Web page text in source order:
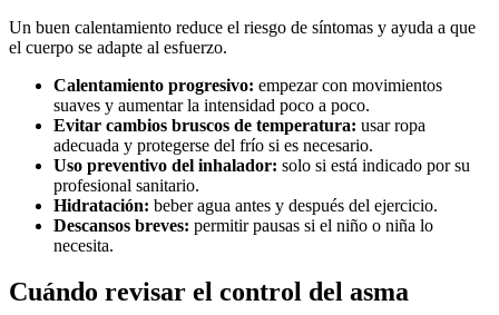
Un buen calentamiento reduce el riesgo de síntomas y ayuda a que
el cuerpo se adapte al esfuerzo.
Calentamiento progresivo: empezar con movimientos
suaves y aumentar la intensidad poco a poco.
Evitar cambios bruscos de temperatura: usar ropa
adecuada y protegerse del frío si es necesario.
Uso preventivo del inhalador: solo si está indicado por su
profesional sanitario.
Hidratación: beber agua antes y después del ejercicio.
Descansos breves: permitir pausas si el niño o niña lo
necesita.
Cuándo revisar el control del asma